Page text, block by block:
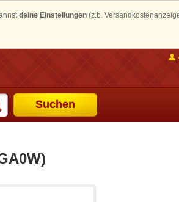
deine Einstellungen (z.b.
Suchen